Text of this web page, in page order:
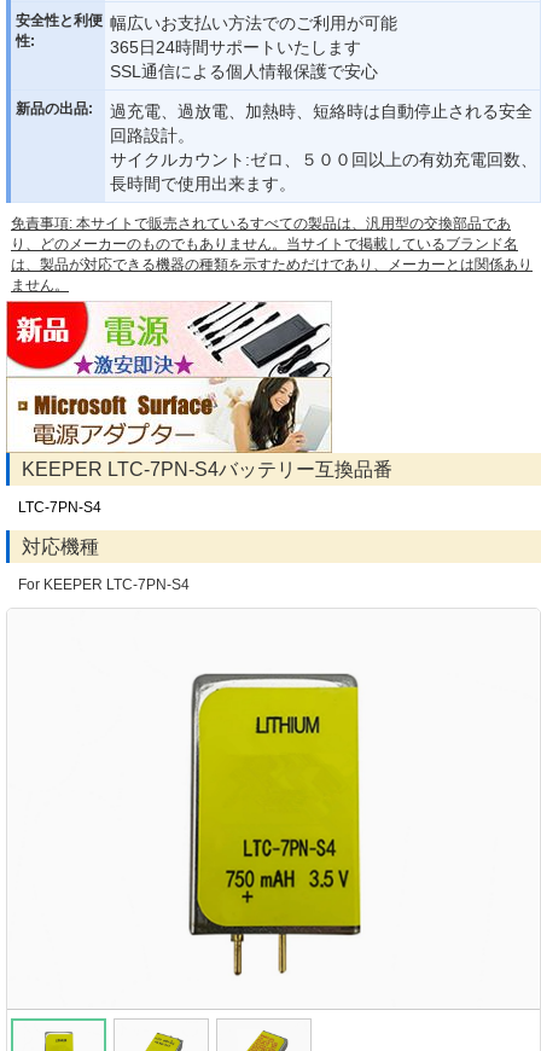
安全性と利便
性:
幅広いお支払い方法でのご利用が可能
365日24時間サポートいたします
SSL通信による個人情報保護で安心
新品の出品:
過充電、過放電、加熱時、短絡時は自動停止される安全
回路設計。
サイクルカウント:ゼロ、５００回以上の有効充電回数、
長時間で使用出来ます。
免責事項: 本サイトで販売されているすべての製品は、汎用型の交換部品であ
り、どのメーカーのものでもありません。当サイトで掲載しているブランド名
は、製品が対応できる機器の種類を示すためだけであり、メーカーとは関係あり
ません。
KEEPER LTC-7PN-S4バッテリー互換品番
LTC-7PN-S4
対応機種
For KEEPER LTC-7PN-S4